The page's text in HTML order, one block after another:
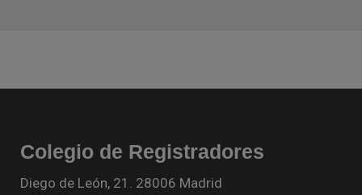
Colegio de Registradores
Diego de León, 21. 28006 Madrid